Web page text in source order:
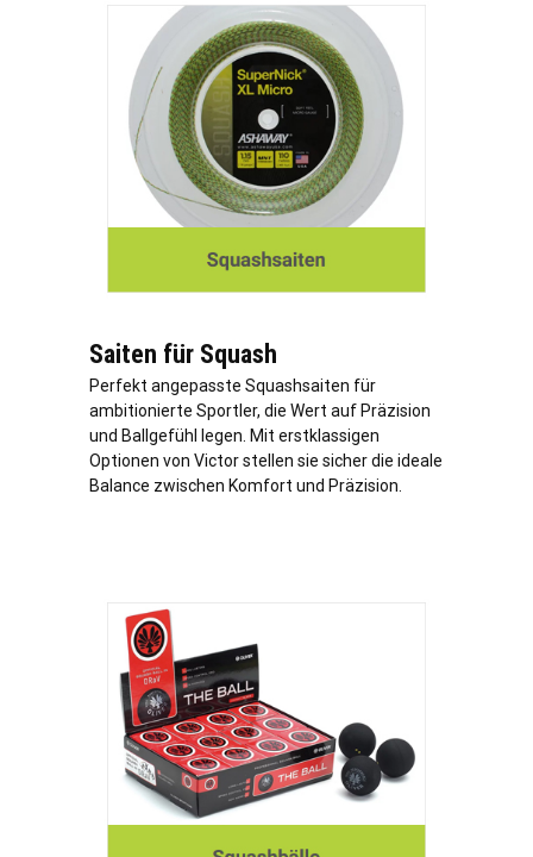
Saiten für Squash
Perfekt angepasste Squashsaiten für
ambitionierte Sportler, die Wert auf Präzision
und Ballgefühl legen. Mit erstklassigen
Optionen von Victor stellen sie sicher die ideale
Balance zwischen Komfort und Präzision.